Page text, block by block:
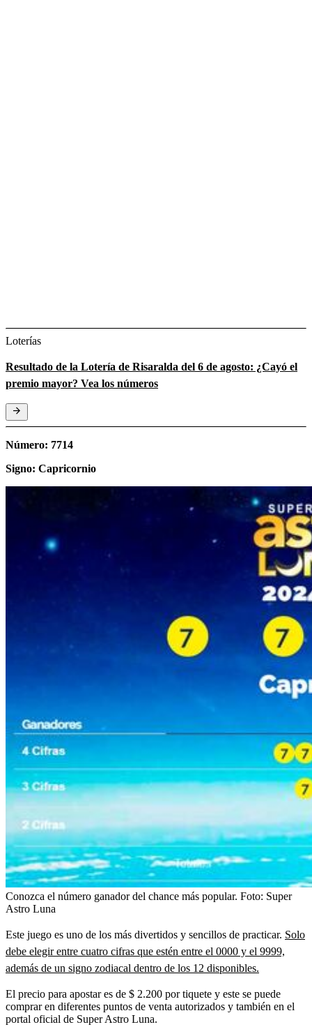
Loterías
Resultado de la Lotería de Risaralda del 6 de agosto: ¿Cayó el
premio mayor? Vea los números
Número: 7714
Signo: Capricornio
Conozca el número ganador del chance más popular. Foto: Super
Astro Luna
Este juego es uno de los más divertidos y sencillos de practicar. Solo
debe elegir entre cuatro cifras que estén entre el 0000 y el 9999,
además de un signo zodiacal dentro de los 12 disponibles.
El precio para apostar es de $ 2.200 por tiquete y este se puede
comprar en diferentes puntos de venta autorizados y también en el
portal oficial de Super Astro Luna.